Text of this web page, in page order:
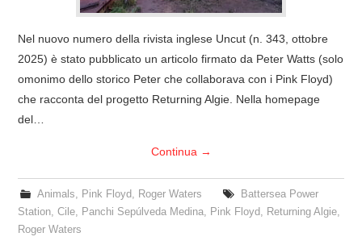
DISCOGRAFIA
LINKS
CONTATTI
POLICY/COOKIES
Nel nuovo numero della rivista inglese Uncut (n. 343, ottobre
2025) è stato pubblicato un articolo firmato da Peter Watts (solo
omonimo dello storico Peter che collaborava con i Pink Floyd)
che racconta del progetto Returning Algie. Nella homepage
del…
Continua →
Animals, Pink Floyd, Roger Waters
Battersea Power
Station,Cile, Panchi Sepúlveda Medina, Pink Floyd, Returning Algie,
Roger Waters